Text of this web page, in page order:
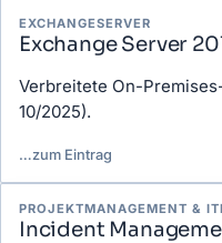
EXCHANGESERVER
Exchange Server
Verbreitete On-
10/2025).
…zum Eintrag
PROJEKTMANAGEMENT &
Incident